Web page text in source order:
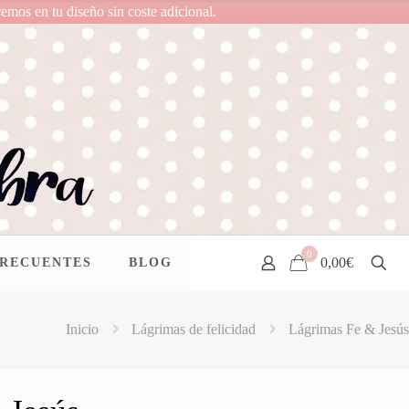
en tu diseño sin coste adicional.
BLOG
0
0,00€
Inicio Lágrimas de felicidad Lágrimas Fe & Jesús